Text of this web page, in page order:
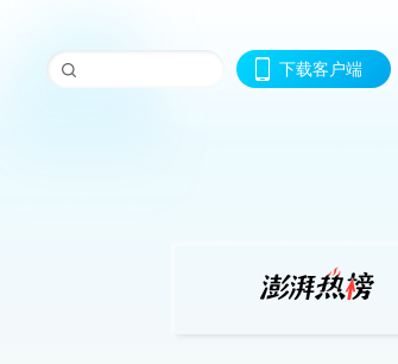
下载客户端